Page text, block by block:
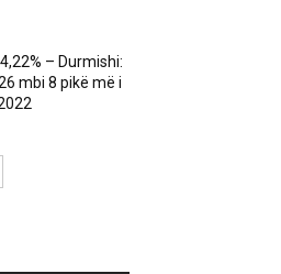
– Durmishi:
mbi 8 pikë më i